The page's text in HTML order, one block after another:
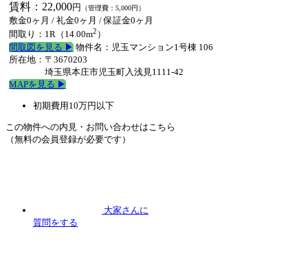
賃料：22,000円 （管理費：5,000円）
敷金0ヶ月 / 礼金0ヶ月 /保証金0ヶ月
間取り：1R（14.00m2 ）
間取図を見る ▶︎ 物件名：児玉マンション1号棟 106
所在地：〒3670203
埼玉県本庄市児玉町入浅見1111-42
MAPを見る ▶︎
初期費用10万円以下
この物件への内見・お問い合わせはこちら
（無料の会員登録が必要です）
大家さんに
質問をする